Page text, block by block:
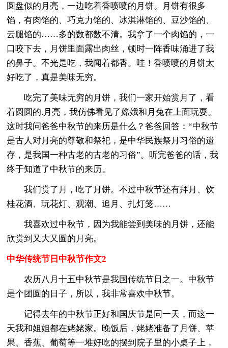
圆盘似的月亮，一边吃着香喷喷的月饼。月饼有很多
馅，有肉馅的、巧克力馅的、冰淇淋馅的、豆沙馅的、
云腿馅的……多的数都数不清。我拿了一个肉馅的，一
口咬下去，月饼里面露出肉丝，顿时一阵香味涌进了我
的鼻子。不光是吃，我闻着都香。哇！香喷喷的月饼太
好吃了，真是美味无穷。
吃完了美味无穷的月饼，我们一家开始赏月了，看
着圆圆的.月亮，我仿佛看见了嫦娥和月兔在上面玩耍。
这时我问爸爸中秋节的来历是什么？爸爸回答：“中秋节
是古人对月亮的尊敬和祭祀，是中华民族祭月习俗的遗
存，是我国一种古老的古老的习俗”。听完爸爸的话，我
终于知道了中秋节的来历。
我们赏了月，吃了月饼。不过中秋节还有拜月、饮
桂花酒、玩花灯、观潮、追月、扎灯笼……
我喜欢过中秋节，因为我能尝到美味的月饼，还能
欣赏到又大又圆的月亮。
中华传统节日中秋节作文2
农历八月十五中秋节是我国传统节日之一。中秋节
是个团圆的日子，所以，我非常喜欢中秋节。
记得去年的中秋节正好和国庆节是同一天，而这一
天我和姐姐都在姥姥家。晚饭后，姥姥准备了月饼、苹
果、香蕉、葡萄等一堆好吃的摆到院子里的小桌子上，